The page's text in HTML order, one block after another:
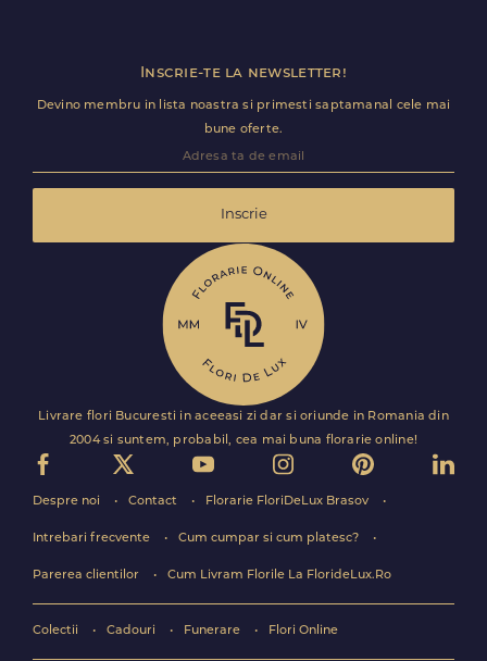
Inscrie-te la newsletter!
Devino membru in lista noastra si primesti saptamanal cele mai
bune oferte.
Inscrie
Livrare flori Bucuresti in aceeasi zi dar si oriunde in Romania din
2004 si suntem, probabil, cea mai buna florarie online!
Despre noi Contact Florarie FloriDeLux Brasov
Intrebari frecvente Cum cumpar si cum platesc?
Parerea clientilor Cum Livram Florile La FlorideLux.Ro
Colectii Cadouri Funerare Flori Online